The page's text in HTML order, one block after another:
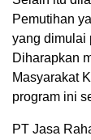
Pemutihan
yang dimulai
Diharapkan
Masyarakat
program ini
PT Jasa